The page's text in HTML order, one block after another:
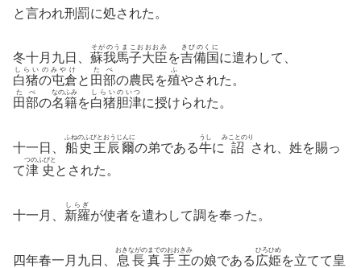
と言われ刑罰に処された。
冬十月九日、 蘇我馬子大臣
そがのうまこおおおみ
を吉備国
きびのくに
に遣わして、
白猪の屯倉
しらいのみやけ
と 田部
たべ
の農民を殖
ふ
やされた。
田部
たべ
の名籍
なのふみ
を白猪胆津
しらいのいつ
に授けられた。
十一日、 船史王辰爾
ふねのふびとおうじんに
の弟である牛
うし
に 詔
みことのり
され、姓を賜っ
て津史
つのふびと
とされた。
十一月、 新羅
しらぎ
が使者を遣わして調を奉った。
四年春一月九日、 息長真手王
おきながのまでのおおきみ
の娘である 広姫
ひろひめ
を立てて皇